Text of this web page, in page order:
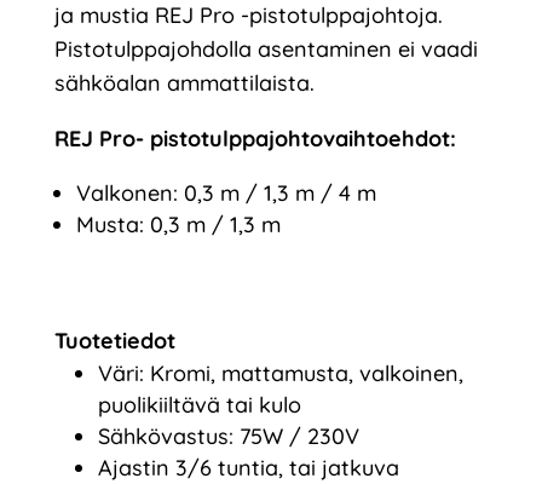
ja mustia REJ Pro -pistotulppajohtoja.
Pistotulppajohdolla asentaminen ei vaadi
sähköalan ammattilaista.
REJ Pro- pistotulppajohtovaihtoehdot:
Valkonen: 0,3 m / 1,3 m / 4 m
Musta: 0,3 m / 1,3 m
Tuotetiedot
Väri: Kromi, mattamusta, valkoinen,
puolikiiltävä tai kulo
Sähkövastus: 75W / 230V
Ajastin 3/6 tuntia, tai jatkuva